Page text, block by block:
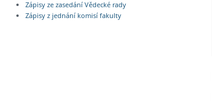
Zápisy ze zasedání Vědecké rady
Zápisy z jednání komisí fakulty